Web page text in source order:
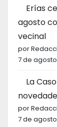
Erías
agosto
vecinal
por
7 de
La
por
7 de